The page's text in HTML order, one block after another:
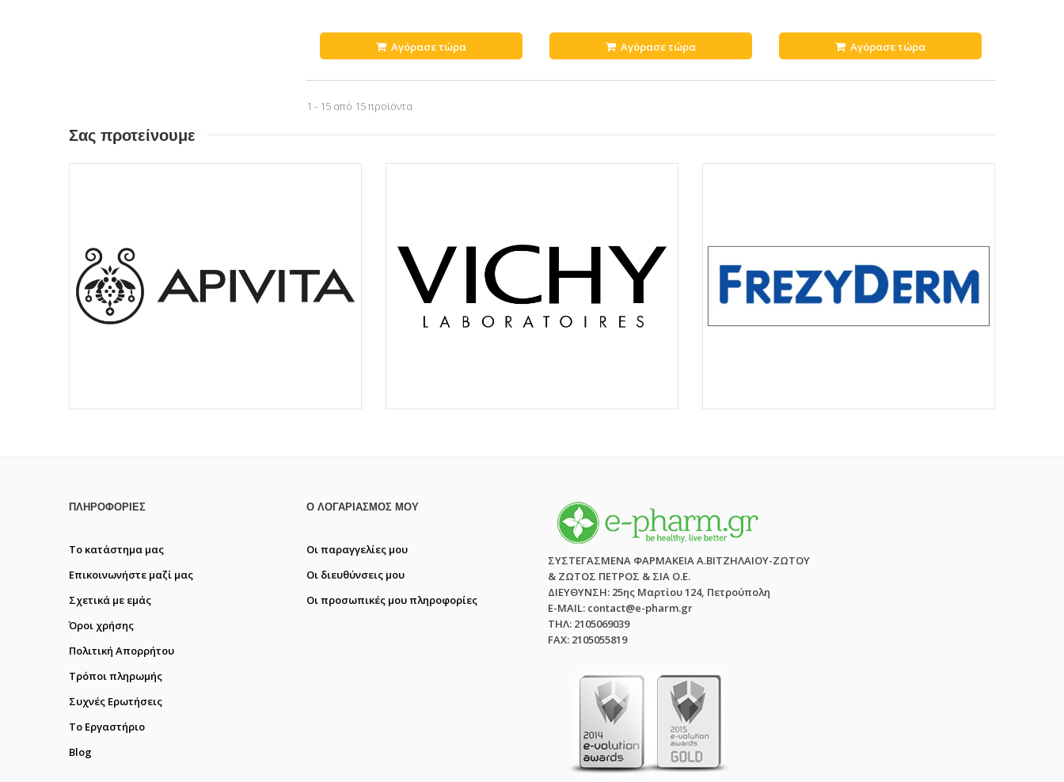
Αγόρασε τώρα Αγόρασε τώρα Αγόρασε τώρα
1 - 15 από 15 προϊόντα
Σας προτείνουμε
ΠΛΗΡΟΦΟΡΊΕΣ
Το κατάστημα μας
Επικοινωνήστε μαζί μας
Σχετικά με εμάς
Όροι χρήσης
Πολιτική Απορρήτου
Τρόποι πληρωμής
Συχνές Ερωτήσεις
Το Εργαστήριο
Blog
Ο ΛΟΓΑΡΙΑΣΜΌΣ ΜΟΥ
Οι παραγγελίες μου
Οι διευθύνσεις μου
Οι προσωπικές μου πληροφορίες
ΣΥΣΤΕΓΑΣΜΕΝΑ ΦΑΡΜΑΚΕΙΑ Α.ΒΙΤΖΗΛΑΙΟΥ-ΖΩΤΟΥ
& ΖΩΤΟΣ ΠΕΤΡΟΣ & ΣΙΑ Ο.Ε.
ΔΙΕΥΘΥΝΣΗ: 25ης Μαρτίου 124, Πετρούπολη
E-MAIL: contact@e-pharm.gr
ΤΗΛ: 2105069039
FAX: 2105055819